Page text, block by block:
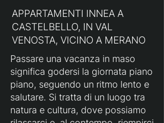
APPARTAMENTI INNEA A
CASTELBELLO, IN VAL
VENOSTA, VICINO A MERANO
Passare una vacanza in maso
significa godersi la giornata piano
piano, seguendo un ritmo lento e
salutare. Si tratta di un luogo tra
natura e cultura, dove possiamo